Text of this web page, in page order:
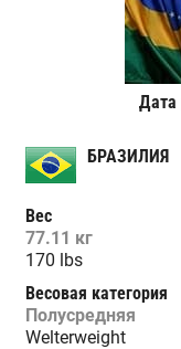
БРАЗИЛИЯ
Вес
77.11 кг
170 lbs
Весовая категория
Полусредняя
Welterweight